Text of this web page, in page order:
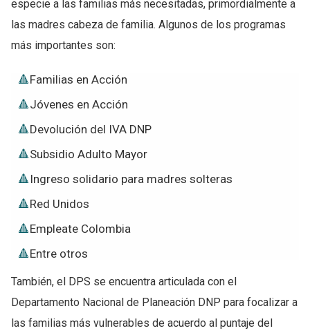
especie a las familias más necesitadas, primordialmente a
las madres cabeza de familia. Algunos de los programas
más importantes son:
Familias en Acción
Jóvenes en Acción
Devolución del IVA DNP
Subsidio Adulto Mayor
Ingreso solidario para madres solteras
Red Unidos
Empleate Colombia
Entre otros
También, el DPS se encuentra articulada con el
Departamento Nacional de Planeación DNP para focalizar a
las familias más vulnerables de acuerdo al puntaje del